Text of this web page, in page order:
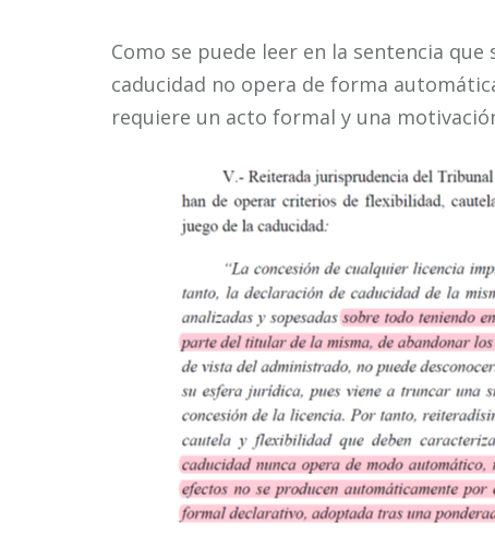
Como se puede leer en la sentencia
caducidad no opera de forma
requiere un acto formal y una